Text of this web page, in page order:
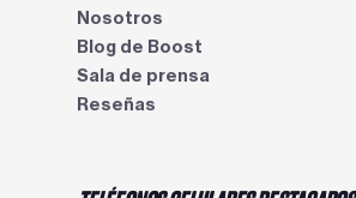
Nosotros
Blog de Boost
Sala de prensa
Reseñas